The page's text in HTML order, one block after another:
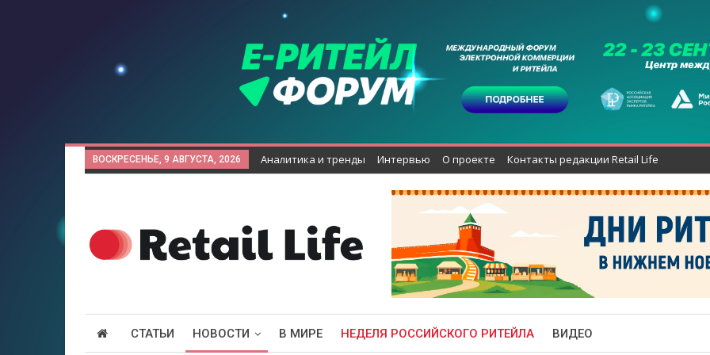
ВОСКРЕСЕНЬЕ, 9 АВГУСТА, 2026 Аналитика и тренды Интервью О проекте Контакты редакции Retail Life
СТАТЬИ НОВОСТИ В МИРЕ НЕДЕЛЯ РОССИЙСКОГО РИТЕЙЛА ВИДЕО